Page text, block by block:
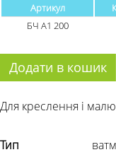
Артикул
БЧ А1 200
Додати в кошик
Для креслення і
Тип